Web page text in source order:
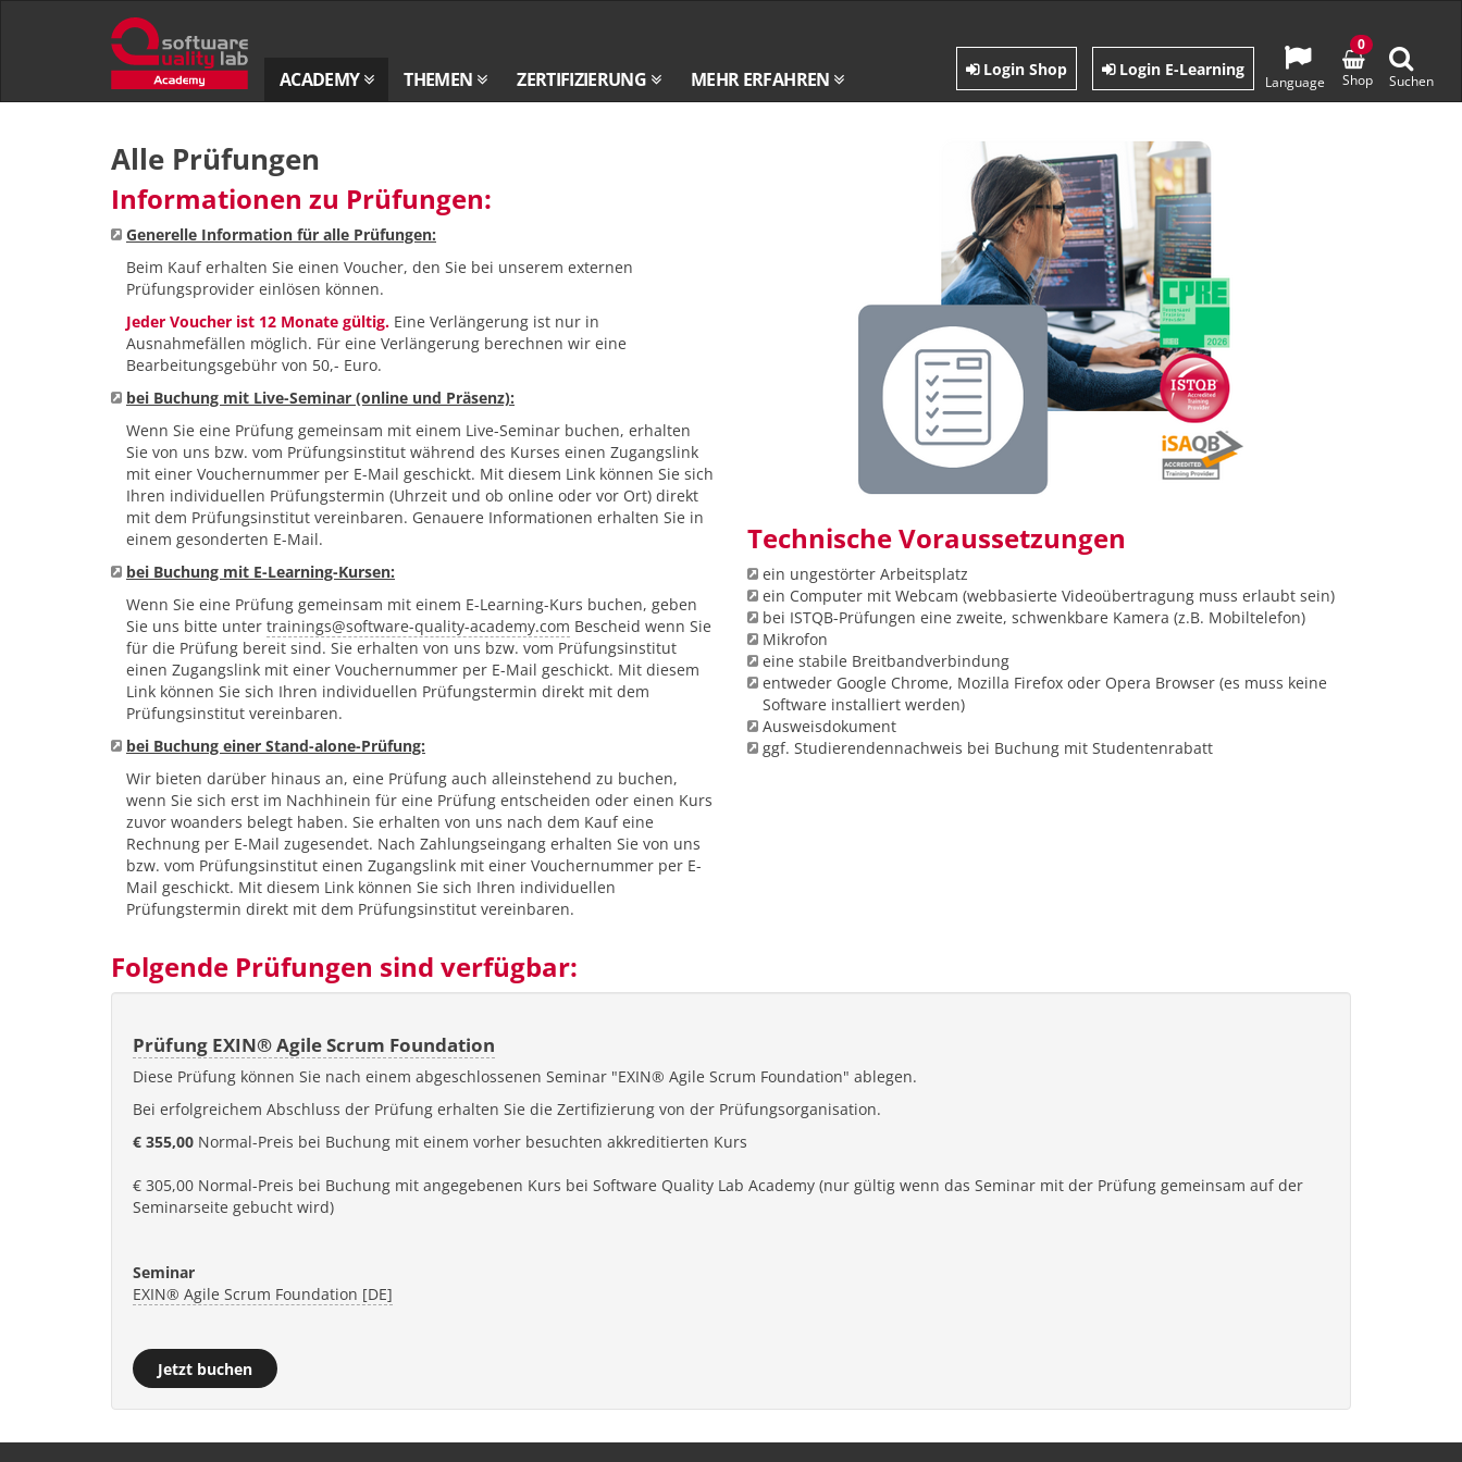
Zum
Zur
Startseite
ACADEMY THEMEN ZERTIFIZIERUNG MEHR ERFAHREN Language
Login Shop Login E-Learning
Shop
0
Suchen
Alle Prüfungen
Informationen zu Prüfungen:
Generelle Information für alle Prüfungen:
Beim Kauf erhalten Sie einen Voucher, den Sie bei unserem externen
Prüfungsprovider einlösen können.
Jeder Voucher ist 12 Monate gültig. Eine Verlängerung ist nur in
Ausnahmefällen möglich. Für eine Verlängerung berechnen wir eine
Bearbeitungsgebühr von 50,- Euro.
bei Buchung mit Live-Seminar (online und Präsenz):
Wenn Sie eine Prüfung gemeinsam mit einem Live-Seminar buchen, erhalten
Sie von uns bzw. vom Prüfungsinstitut während des Kurses einen Zugangslink
mit einer Vouchernummer per E-Mail geschickt. Mit diesem Link können Sie sich
Ihren individuellen Prüfungstermin (Uhrzeit und ob online oder vor Ort) direkt
mit dem Prüfungsinstitut vereinbaren. Genauere Informationen erhalten Sie in
einem gesonderten E-Mail.
bei Buchung mit E-Learning-Kursen:
Wenn Sie eine Prüfung gemeinsam mit einem E-Learning-Kurs buchen, geben
Sie uns bitte unter trainings@software-quality-academy.com Bescheid wenn Sie
für die Prüfung bereit sind. Sie erhalten von uns bzw. vom Prüfungsinstitut
einen Zugangslink mit einer Vouchernummer per E-Mail geschickt. Mit diesem
Link können Sie sich Ihren individuellen Prüfungstermin direkt mit dem
Prüfungsinstitut vereinbaren.
bei Buchung einer Stand-alone-Prüfung:
Wir bieten darüber hinaus an, eine Prüfung auch alleinstehend zu buchen,
wenn Sie sich erst im Nachhinein für eine Prüfung entscheiden oder einen Kurs
zuvor woanders belegt haben. Sie erhalten von uns nach dem Kauf eine
Rechnung per E-Mail zugesendet. Nach Zahlungseingang erhalten Sie von uns
bzw. vom Prüfungsinstitut einen Zugangslink mit einer Vouchernummer per E-
Mail geschickt. Mit diesem Link können Sie sich Ihren individuellen
Prüfungstermin direkt mit dem Prüfungsinstitut vereinbaren.
Technische Voraussetzungen
ein ungestörter Arbeitsplatz
ein Computer mit Webcam (webbasierte Videoübertragung muss erlaubt sein)
bei ISTQB-Prüfungen eine zweite, schwenkbare Kamera (z.B. Mobiltelefon)
Mikrofon
eine stabile Breitbandverbindung
entweder Google Chrome, Mozilla Firefox oder Opera Browser (es muss keine
Software installiert werden)
Ausweisdokument
ggf. Studierendennachweis bei Buchung mit Studentenrabatt
Folgende Prüfungen sind verfügbar:
Prüfung EXIN® Agile Scrum Foundation
Diese Prüfung können Sie nach einem abgeschlossenen Seminar "EXIN® Agile Scrum Foundation" ablegen.
Bei erfolgreichem Abschluss der Prüfung erhalten Sie die Zertifizierung von der Prüfungsorganisation.
€ 355,00 Normal-Preis bei Buchung mit einem vorher besuchten akkreditierten Kurs
€ 305,00 Normal-Preis bei Buchung mit angegebenen Kurs bei Software Quality Lab Academy (nur gültig wenn das Seminar mit der Prüfung gemeinsam auf der
Seminarseite gebucht wird)
Seminar
EXIN® Agile Scrum Foundation [DE]
Jetzt buchen